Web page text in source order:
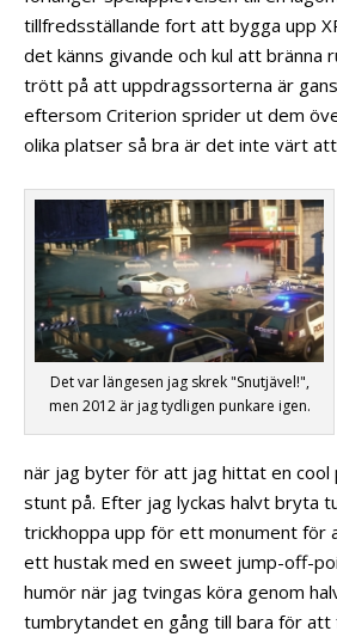
tillfredsställande fort att bygga upp
det känns givande och kul att bränna
trött på att uppdragssorterna är
eftersom Criterion sprider ut dem
olika platser så bra är det inte värt att
Det var längesen jag skrek "Snutjävel!",
men 2012 är jag tydligen punkare igen.
när jag byter för att jag hittat en
stunt på. Efter jag lyckas halvt bryta
trickhoppa upp för ett monument för
ett hustak med en sweet jump-off-
humör när jag tvingas köra genom
tumbrytandet en gång till bara för att